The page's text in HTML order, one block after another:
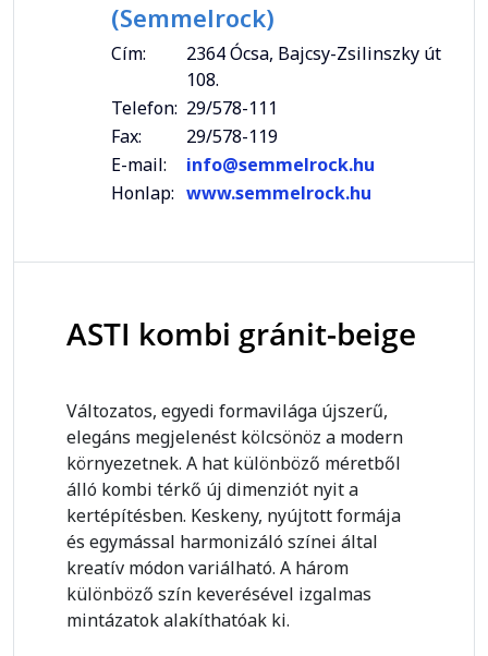
(Semmelrock)
Cím:
2364 Ócsa, Bajcsy-Zsilinszky út
108.
Telefon: 29/578-111
Fax:
29/578-119
E-mail:
info@semmelrock.hu
Honlap: www.semmelrock.hu
ASTI kombi gránit-beige
Változatos, egyedi formavilága újszerű,
elegáns megjelenést kölcsönöz a modern
környezetnek. A hat különböző méretből
álló kombi térkő új dimenziót nyit a
kertépítésben. Keskeny, nyújtott formája
és egymással harmonizáló színei által
kreatív módon variálható. A három
különböző szín keverésével izgalmas
mintázatok alakíthatóak ki.